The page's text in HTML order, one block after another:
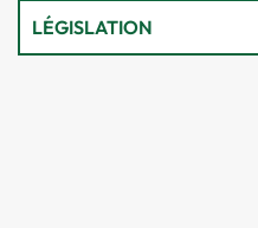
LÉGISLATION